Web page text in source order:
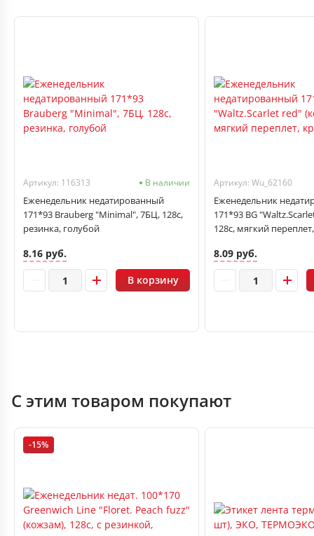
Артикул: 116313 В наличии
Еженедельник недатированный
171*93 Brauberg "Minimal", 7БЦ, 128с,
резинка, голубой
8.16 руб.
В корзину
Артикул: Wu_62160
Еженедельник
171*93 BG
128с, мягкий
8.09 руб.
С этим товаром покупают
-15%